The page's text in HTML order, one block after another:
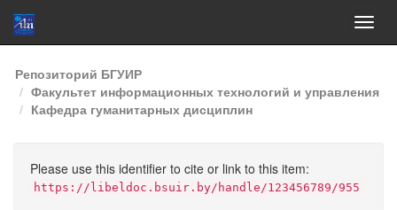
Skip
navigation
Репозиторий БГУИР
Факультет информационных технологий и управления
Кафедра гуманитарных дисциплин
Please use this identifier to cite or link to this item:
https://libeldoc.bsuir.by/handle/123456789/955